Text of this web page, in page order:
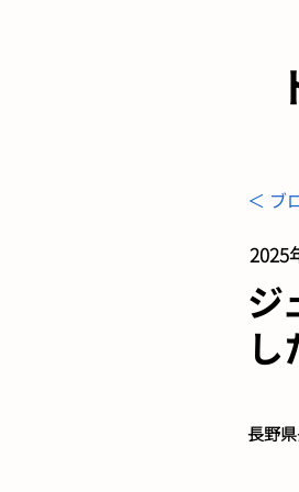
＜ ブ
2025
ジ
し
長野